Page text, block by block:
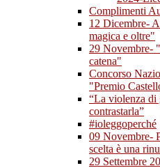
Complimenti
12 Dicembre-
magica e oltre"
29 Novembre-
catena"
Concorso
"Premio
“La violenza di
contrastarla”
#ioleggoperché
09 Novembre-
scelta è una
29 Settembre